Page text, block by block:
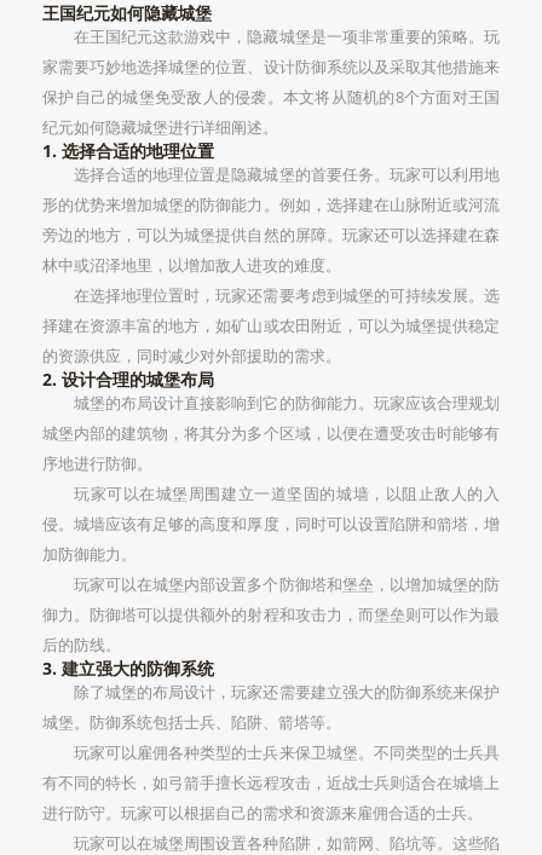
王国纪元如何隐藏城堡
在王国纪元这款游戏中，隐藏城堡是一项非常重要的策略。玩
家需要巧妙地选择城堡的位置、设计防御系统以及采取其他措施来
保护自己的城堡免受敌人的侵袭。本文将从随机的8个方面对王国
纪元如何隐藏城堡进行详细阐述。
1. 选择合适的地理位置
选择合适的地理位置是隐藏城堡的首要任务。玩家可以利用地
形的优势来增加城堡的防御能力。例如，选择建在山脉附近或河流
旁边的地方，可以为城堡提供自然的屏障。玩家还可以选择建在森
林中或沼泽地里，以增加敌人进攻的难度。
在选择地理位置时，玩家还需要考虑到城堡的可持续发展。选
择建在资源丰富的地方，如矿山或农田附近，可以为城堡提供稳定
的资源供应，同时减少对外部援助的需求。
2. 设计合理的城堡布局
城堡的布局设计直接影响到它的防御能力。玩家应该合理规划
城堡内部的建筑物，将其分为多个区域，以便在遭受攻击时能够有
序地进行防御。
玩家可以在城堡周围建立一道坚固的城墙，以阻止敌人的入
侵。城墙应该有足够的高度和厚度，同时可以设置陷阱和箭塔，增
加防御能力。
玩家可以在城堡内部设置多个防御塔和堡垒，以增加城堡的防
御力。防御塔可以提供额外的射程和攻击力，而堡垒则可以作为最
后的防线。
3. 建立强大的防御系统
除了城堡的布局设计，玩家还需要建立强大的防御系统来保护
城堡。防御系统包括士兵、陷阱、箭塔等。
玩家可以雇佣各种类型的士兵来保卫城堡。不同类型的士兵具
有不同的特长，如弓箭手擅长远程攻击，近战士兵则适合在城墙上
进行防守。玩家可以根据自己的需求和资源来雇佣合适的士兵。
玩家可以在城堡周围设置各种陷阱，如箭网、陷坑等。这些陷